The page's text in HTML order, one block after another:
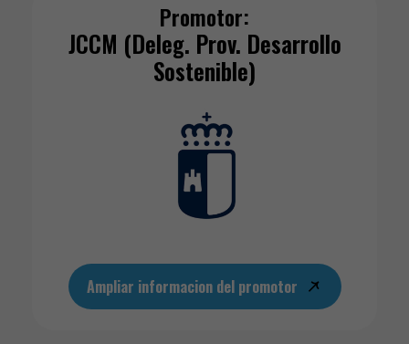
Promotor:
JCCM (Deleg. Prov. Desarrollo
Sostenible)
Ampliar informacion del promotor